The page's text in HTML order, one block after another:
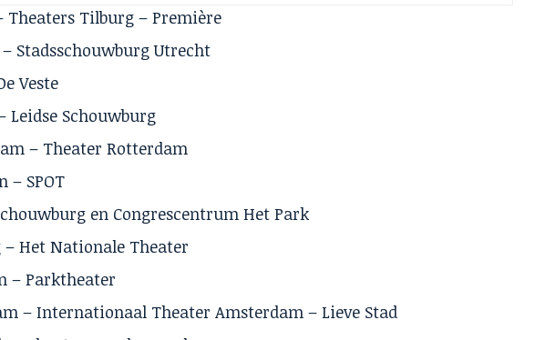
Tilburg – Première
Stadsschouwburg Utrecht
Veste
Leidse Schouwburg
– Theater Rotterdam
– SPOT
en Congrescentrum Het Park
– Het Nationale Theater
– Parktheater
– Internationaal Theater Amsterdam – Lieve Stad